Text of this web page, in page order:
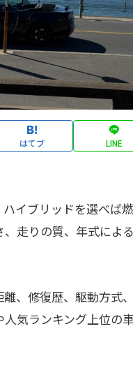
はてブ LINE
イブリッドを選べば
走りの質、年式によ
、修復歴、駆動方式
気ランキング上位の